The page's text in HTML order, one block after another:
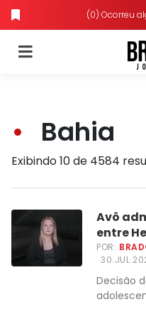
(0) Ocorreu
Bahia
Exibindo 10 de 4584
Avô
entre
POR:
Decisão